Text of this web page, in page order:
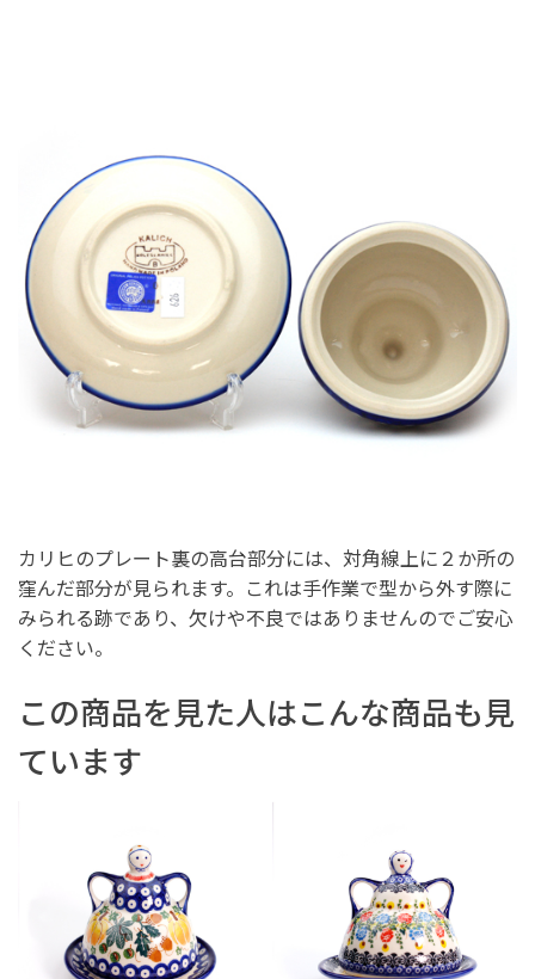
カリヒのプレート裏の高台部分には、対角線上に２か所の
窪んだ部分が見られます。これは手作業で型から外す際に
みられる跡であり、欠けや不良ではありませんのでご安心
ください。
この商品を見た人はこんな商品も見
ています